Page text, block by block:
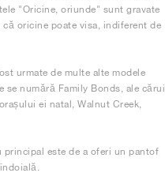
"Oricine, oriunde" sunt gravate
oricine poate visa, indiferent de
urmate de multe alte modele
numără Family Bonds, ale cărui
ei natal, Walnut Creek,
principal este de a oferi un pantof